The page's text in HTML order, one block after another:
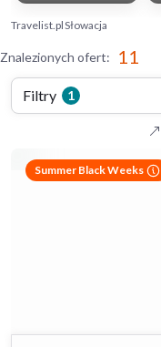
Travelist.plSłowacja
Znalezionych ofert: 11
Filtry 1
Summer Black Weeks